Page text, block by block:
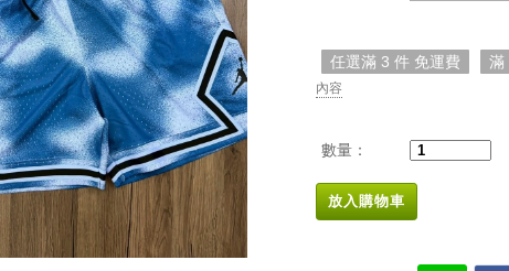
任選滿 3 件 免運費 滿
內容
數量：
放入購物車